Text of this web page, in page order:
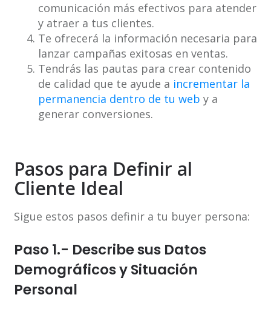
comunicación más efectivos para atender
y atraer a tus clientes.
Te ofrecerá la información necesaria para
lanzar campañas exitosas en ventas.
Tendrás las pautas para crear contenido
de calidad que te ayude a incrementar la
permanencia dentro de tu web y a
generar conversiones.
Pasos para Definir al
Cliente Ideal
Sigue estos pasos definir a tu buyer persona:
Paso 1.- Describe sus Datos
Demográficos y Situación
Personal